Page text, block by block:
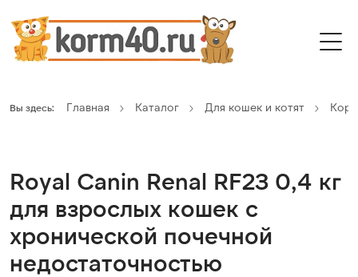
Вы здесь: Главная Каталог Для кошек и котят
Royal Canin Renal RF23 0,4 кг
для взрослых кошек с
хронической почечной
недостаточностью